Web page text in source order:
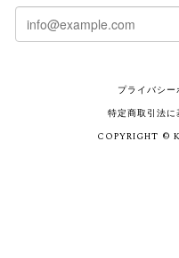
プライバシー
特定商取引法
COPYRIGHT ©